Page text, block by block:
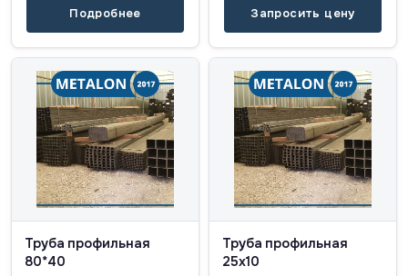
Подробнее Запросить цену
Труба профильная
80*40
Труба профильная
25х10